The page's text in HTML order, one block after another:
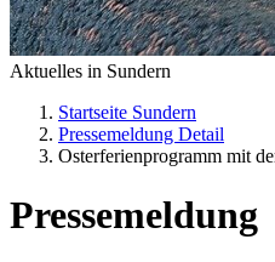
Aktuelles in Sundern
Startseite Sundern
Pressemeldung Detail
Osterferienprogramm mit
Pressemeldung